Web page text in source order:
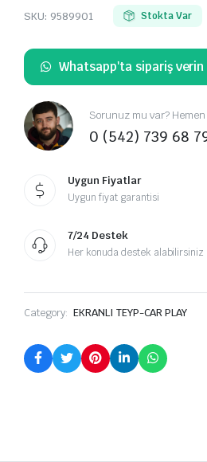
SKU: 9589901 Stokta Var
Whatsapp'ta sipariş verin
Sorunuz mu var? Hemen
0 (542) 739 68
Uygun Fiyatlar
Uygun fiyat garantisi
7/24 Destek
Her konuda destek alabilirsiniz
Category: EKRANLI TEYP-CAR PLAY